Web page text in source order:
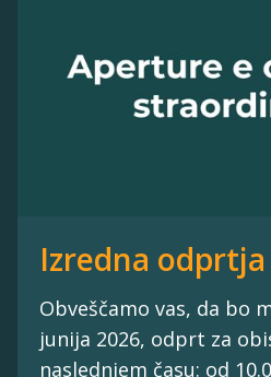
Izredna
Obveščamo vas, da bo
junija 2026, odprt za
naslednjem času: od